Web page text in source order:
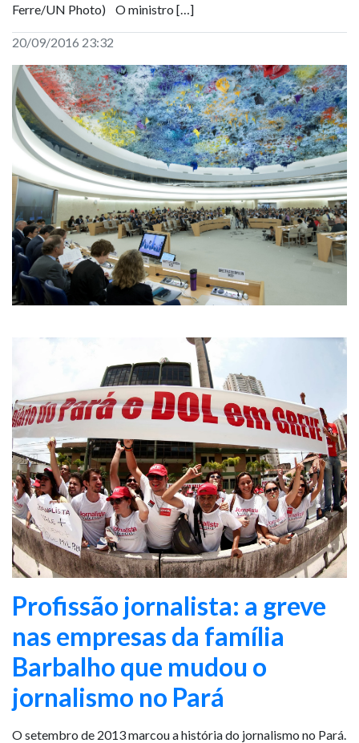
Ferre/UN Photo) O ministro […]
20/09/2016 23:32
Profissão jornalista: a greve
nas empresas da família
Barbalho que mudou o
jornalismo no Pará
O setembro de 2013 marcou a história do jornalismo no Pará.